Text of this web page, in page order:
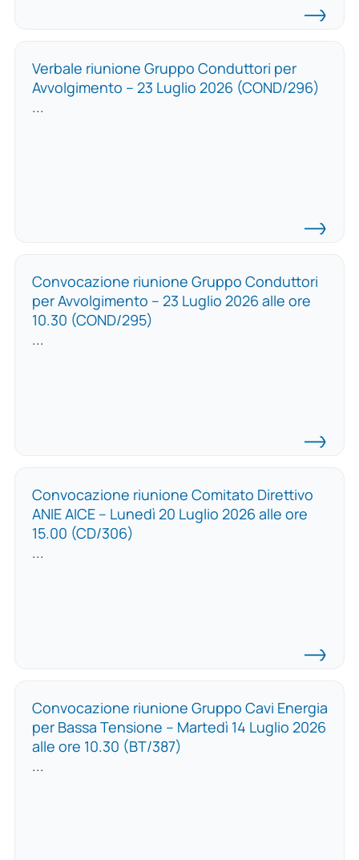
Verbale riunione Gruppo Conduttori per
Avvolgimento – 23 Luglio 2026 (COND/296)
...
Convocazione riunione Gruppo Conduttori
per Avvolgimento – 23 Luglio 2026 alle ore
10.30 (COND/295)
...
Convocazione riunione Comitato Direttivo
ANIE AICE – Lunedì 20 Luglio 2026 alle ore
15.00 (CD/306)
...
Convocazione riunione Gruppo Cavi Energia
per Bassa Tensione – Martedì 14 Luglio 2026
alle ore 10.30 (BT/387)
...